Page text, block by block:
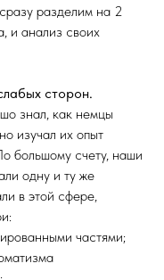
разделим на 2
и анализ своих
сторон.
знал, как немцы
изучал их опыт
большому счету, наши
одну и ту же
в этой сфере,
частями;